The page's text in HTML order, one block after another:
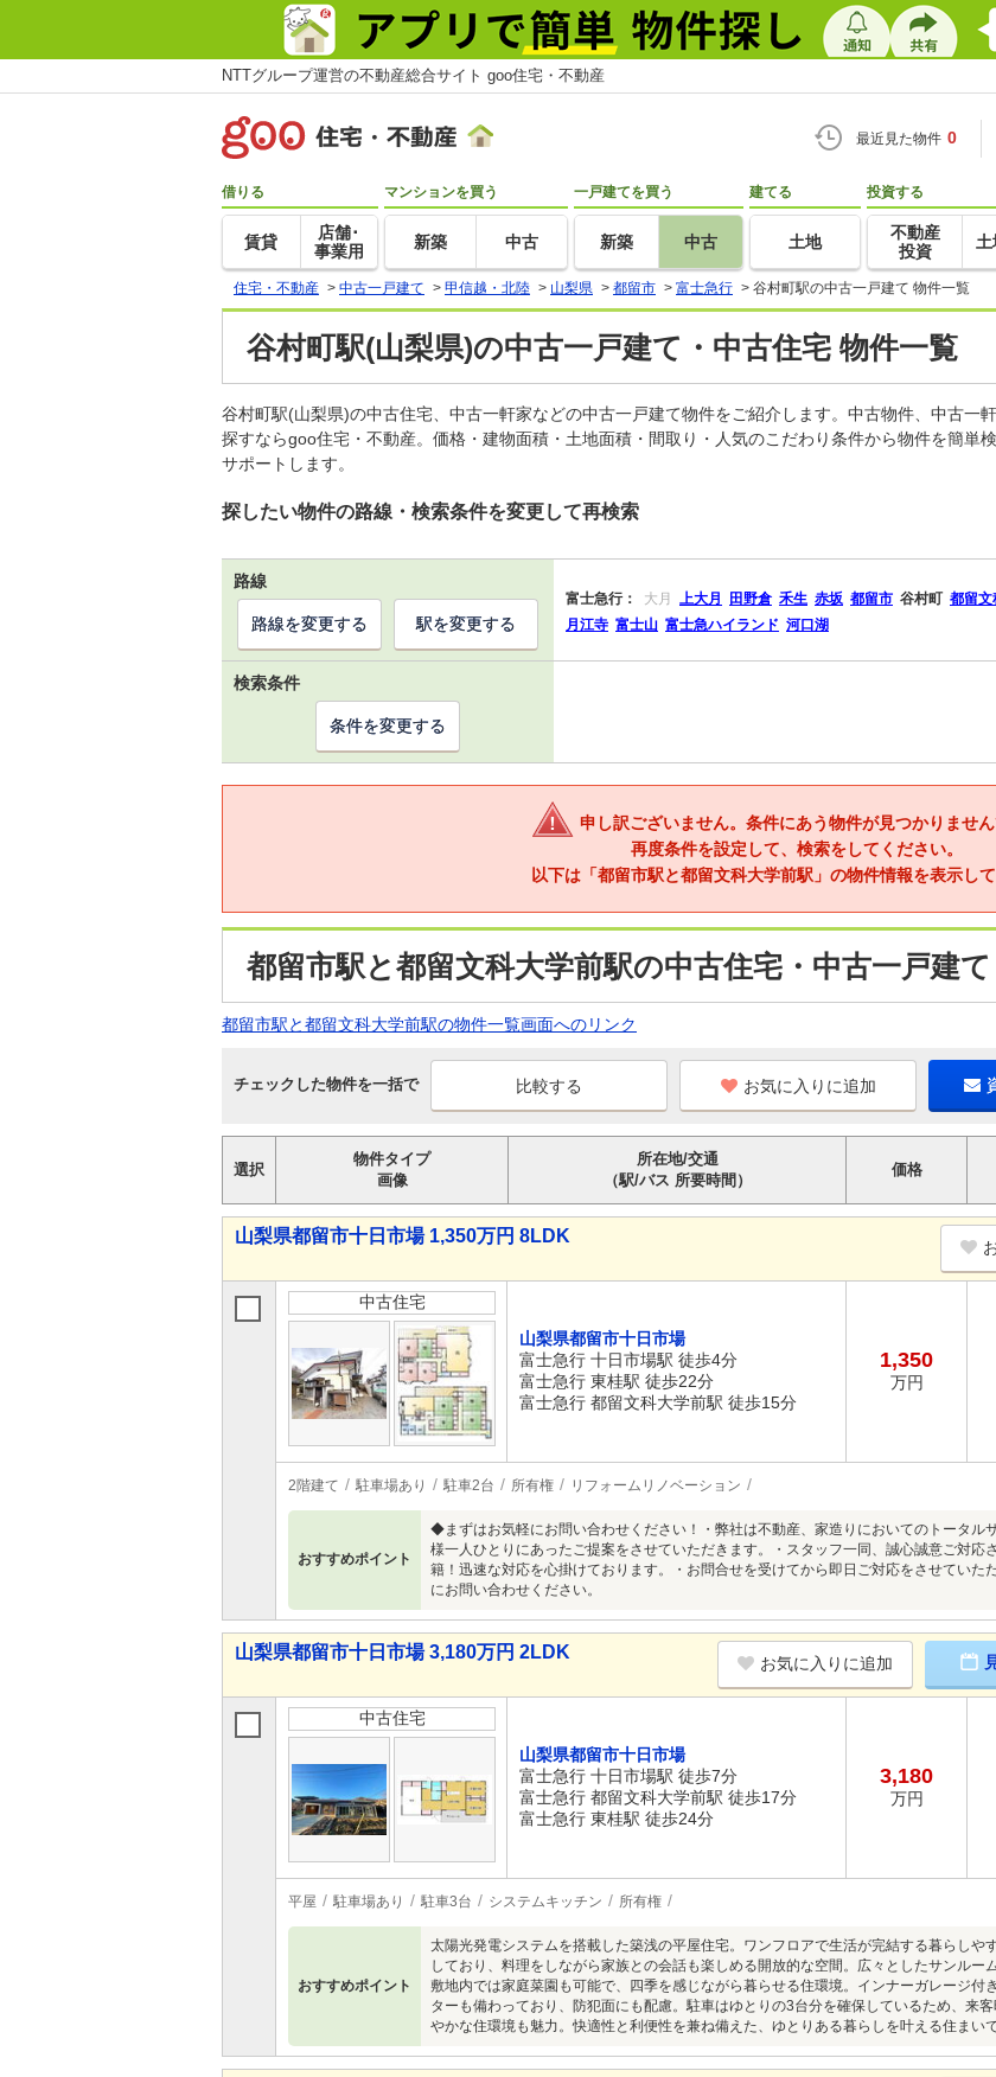
NTTグループ運営の不動産総合サイト goo住宅・不動産
最近見た物件 0
借りる
賃貸
店舗･
事業用
マンションを買う
新築 中古
一戸建てを買う
新築 中古
建てる
土地
投資する
不動産
投資
土
住宅・不動産 > 中古一戸建て > 甲信越・北陸 > 山梨県 > 都留市 > 富士急行 > 谷村町駅の中古一戸建て 物件一覧
谷村町駅(山梨県)の中古一戸建て・中古住宅 物件一覧
谷村町駅(山梨県)の中古住宅、中古一軒家などの中古一戸建て物件をご紹介します。中古物件、中古一
探すならgoo住宅・不動産。価格・建物面積・土地面積・間取り・人気のこだわり条件から物件を簡単
サポートします。
探したい物件の路線・検索条件を変更して再検索
路線
富士急行： 大月 上大月 田野倉 禾生 赤坂 都留市 谷村町 都留文
月江寺 富士山 富士急ハイランド 河口湖
路線を変更する 駅を変更する
検索条件
条件を変更する
申し訳ございません。条件にあう物件が見つかりません
再度条件を設定して、検索をしてください。
以下は「都留市駅と都留文科大学前駅」の物件情報を表示して
都留市駅と都留文科大学前駅の中古住宅・中古一戸建
都留市駅と都留文科大学前駅の物件一覧画面へのリンク
チェックした物件を一括で お気に入りに追加
選択
物件タイプ
画像
所在地/交通
（駅/バス 所要時間）
価格
山梨県都留市十日市場 1,350万円 8LDK
中古住宅
山梨県都留市十日市場
富士急行 十日市場駅 徒歩4分
富士急行 東桂駅 徒歩22分
富士急行 都留文科大学前駅 徒歩15分
1,350
万円
2階建て 駐車場あり 駐車2台 所有権 リフォームリノベーション
おすすめポイント
◆まずはお気軽にお問い合わせください！・弊社は不動産、家造りにおいてのトータル
様一人ひとりにあったご提案をさせていただきます。・スタッフ一同、誠心誠意ご対
籍！迅速な対応を心掛けております。・お問合せを受けてから即日ご対応をさせてい
にお問い合わせください。
山梨県都留市十日市場 3,180万円 2LDK
お気に入りに追加
中古住宅
山梨県都留市十日市場
富士急行 十日市場駅 徒歩7分
富士急行 都留文科大学前駅 徒歩17分
富士急行 東桂駅 徒歩24分
3,180
万円
平屋 駐車場あり 駐車3台 システムキッチン 所有権
おすすめポイント
太陽光発電システムを搭載した築浅の平屋住宅。ワンフロアで生活が完結する暮らしや
しており、料理をしながら家族との会話も楽しめる開放的な空間。広々としたサンルー
敷地内では家庭菜園も可能で、四季を感じながら暮らせる住環境。インナーガレージ付
ターも備わっており、防犯面にも配慮。駐車はゆとりの3台分を確保しているため、来
やかな住環境も魅力。快適性と利便性を兼ね備えた、ゆとりある暮らしを叶える住まいで